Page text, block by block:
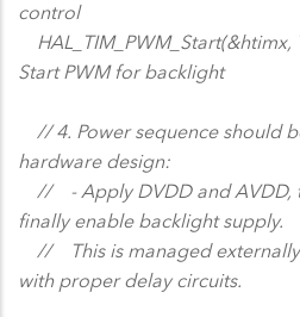
control
HAL_TIM_PWM_Start(&htimx,
Start PWM for backlight
// 4. Power sequence should
hardware design:
// - Apply DVDD and AVDD,
finally enable backlight supply.
// This is managed externally
with proper delay circuits.